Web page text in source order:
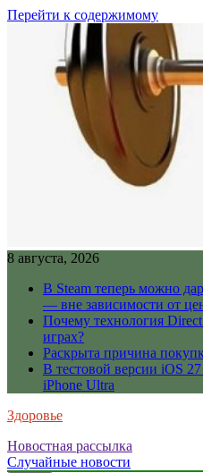
Перейти к содержимому
8 августа, 2026
В Steam теперь можно
— вне зависимости от
Почему технология
играх?
Раскрыта причина
В тестовой версии iOS
iPhone Ultra
Здоровье
Новостная рассылка
Случайные новости